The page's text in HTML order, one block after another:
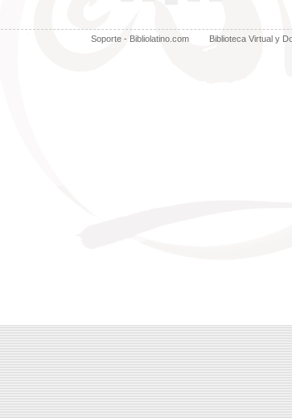
Soporte - Bibliolatino.com Biblioteca Virtual y